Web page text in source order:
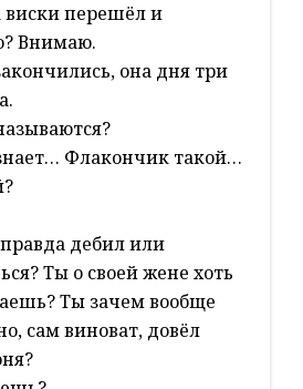
перешёл и
Внимаю.
она дня три
Флакончик такой…
дебил или
Ты о своей жене хоть
Ты зачем вообще
сам виноват, довёл